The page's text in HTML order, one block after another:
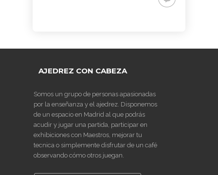
AJEDREZ CON CABEZA
Somos un grupo de personas apasionadas
por la enseñanza y el ajedrez. Disponemos
de un espacio en Madrid al que podrás
acudir y jugar una partida, participar en
exhibiciones con Maestros, mejorar tu
tecnica o simplemente disfrutar de un café
observando cómo otros juegan.